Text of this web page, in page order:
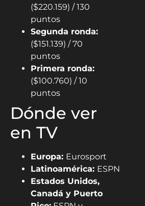
($220.159) / 130
puntos
Segunda ronda:
($151.139) / 70
puntos
Primera ronda:
($100.760) / 10
puntos
Dónde ver
en TV
Europa: Eurosport
Latinoamérica: ESPN
Estados Unidos,
Canadá y Puerto